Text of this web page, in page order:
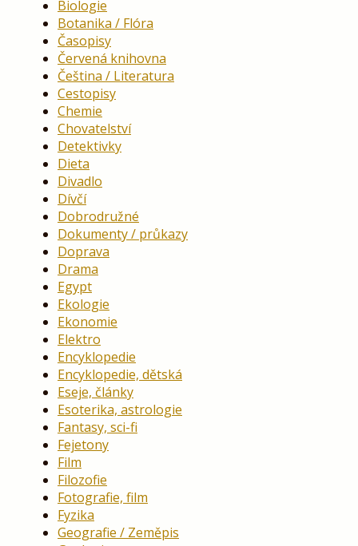
Biologie
Botanika / Flóra
Časopisy
Červená knihovna
Čeština / Literatura
Cestopisy
Chemie
Chovatelství
Detektivky
Dieta
Divadlo
Dívčí
Dobrodružné
Dokumenty / průkazy
Doprava
Drama
Egypt
Ekologie
Ekonomie
Elektro
Encyklopedie
Encyklopedie, dětská
Eseje, články
Esoterika, astrologie
Fantasy, sci-fi
Fejetony
Film
Filozofie
Fotografie, film
Fyzika
Geografie / Zeměpis